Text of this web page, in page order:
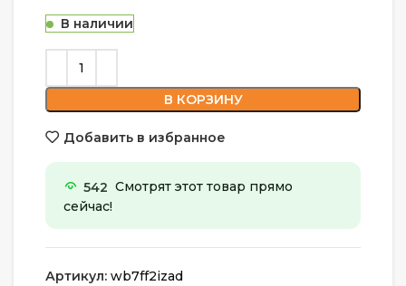
В наличии
В КОРЗИНУ
Добавить в избранное
542 Смотрят этот товар прямо
сейчас!
Артикул: wb7ff2izad